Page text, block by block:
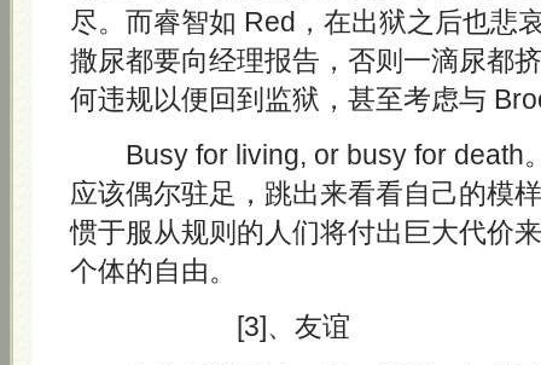
尽。而睿智如 Red，在出狱之后也悲
撒尿都要向经理报告，否则一滴尿都
何违规以便回到监狱，甚至考虑与
Busy for living, or busy for death
应该偶尔驻足，跳出来看看自己的模
惯于服从规则的人们将付出巨大代价
个体的自由。
[3]、友谊